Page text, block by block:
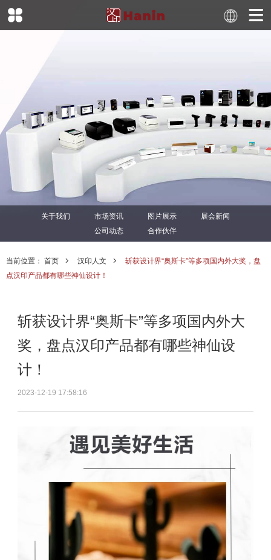
关于我们 市场资讯 图片展示
展会新闻
公司动态
合作伙伴
当前位置： 首页 汉印人文
斩获设计界“奥斯卡”等多项国内外大奖，盘
点汉印产品都有哪些神仙设计！
斩获设计界“奥斯卡”等多项国内外大
奖，盘点汉印产品都有哪些神仙设
计！
2023-12-19 17:58:16